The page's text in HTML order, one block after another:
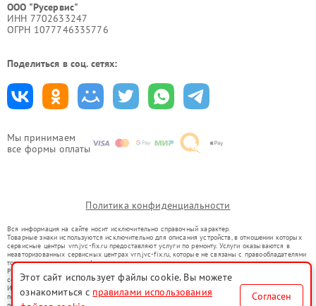
Мы принимаем
все формы оплаты
ООО "Русервис"
ИНН 7702633247
ОГРН 1077746335776
Поделиться в соц. сетях:
Политика конфиденциальности
Вся информация на сайте носит исключительно справочный характер.
Товарные знаки используются исключительно для описания устройств, в отношении которых
сервисные центры vrn.jvc-fix.ru предоставляют услуги по ремонту. Услуги оказываются в
неавторизованных сервисных центрах vrn.jvc-fix.ru, которые не связаны с правообладателями
товарных знаков или их официальными представителями.
Ремонт осуществляется для устройств, уже введенных в гражданский оборот в соответствии
со статьей 1487 ГК РФ.
Использование товарных знаков не преследует цели индивидуализации услуг или введения
потребителей в заблуждение, а служит для информирования о предоставляемых услугах по
Этот сайт использует файлы cookie. Вы можете
ознакомиться с правилами использования
Согласен